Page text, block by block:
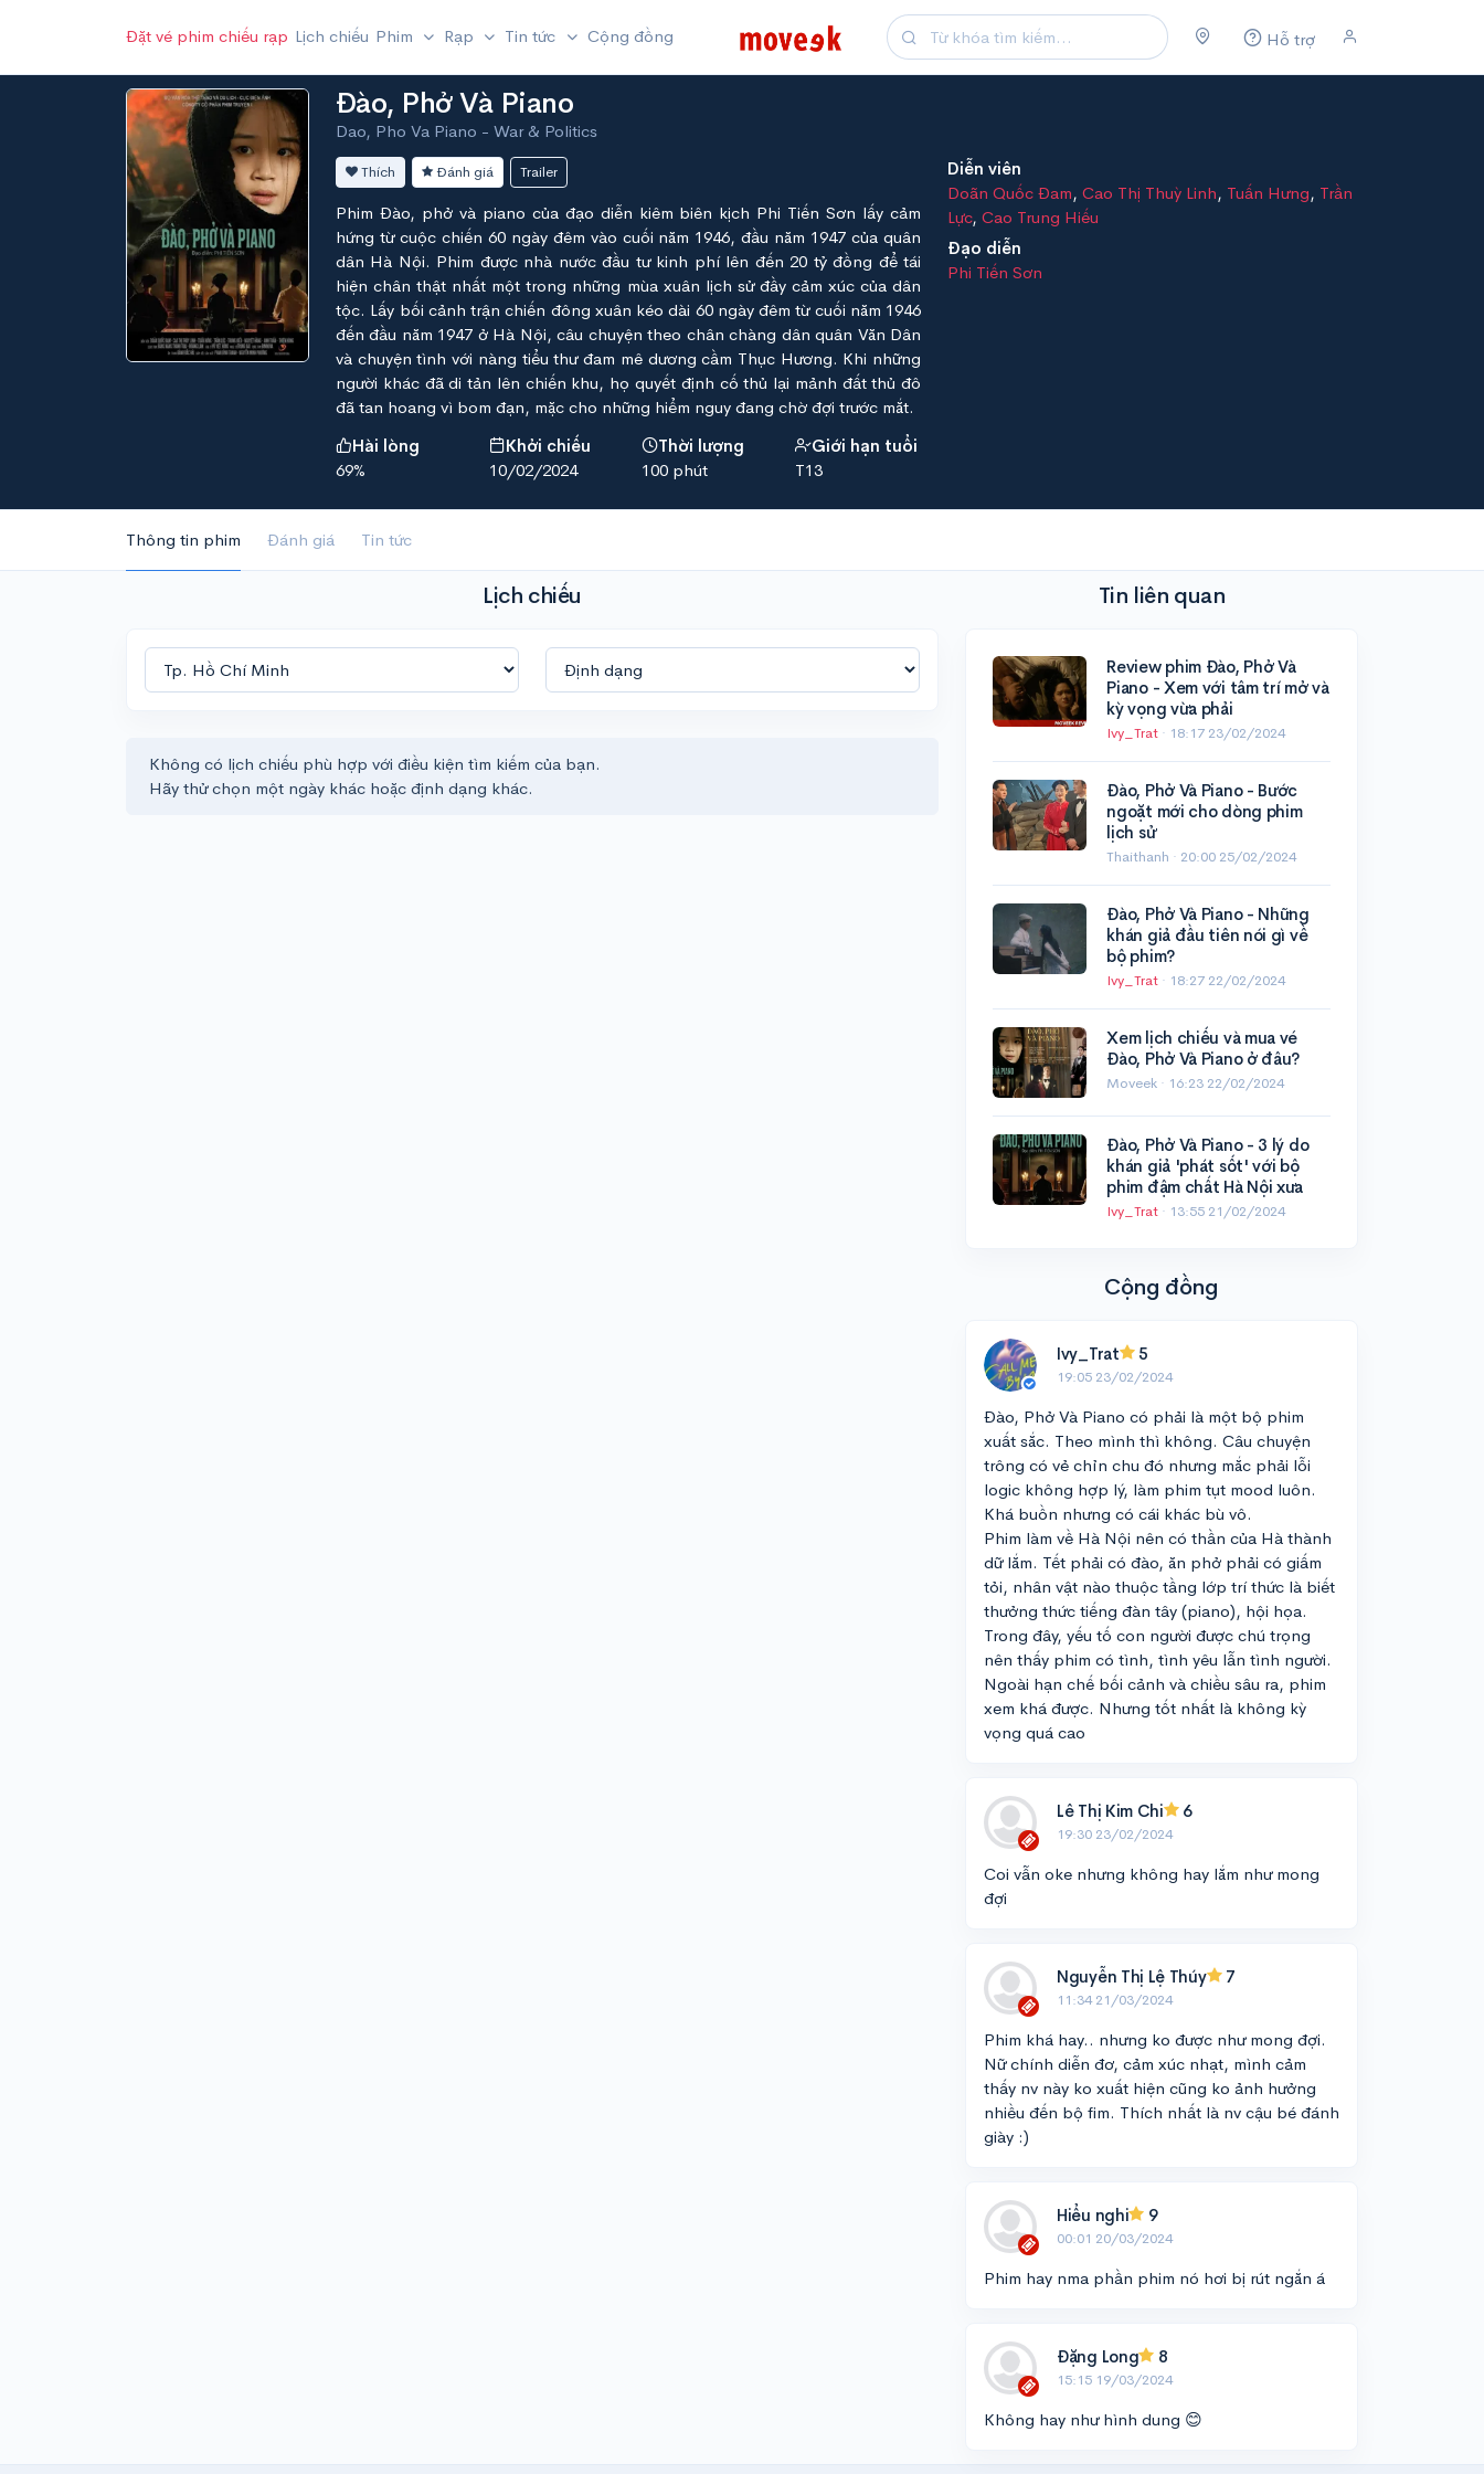
Hỗ trợ
Đặt vé phim chiếu rạp Lịch chiếu Phim Rạp Tin tức Cộng đồng
Đào, Phở Và Piano
Dao, Pho Va Piano - War & Politics
Thích Đánh giá Trailer
Phim Đào, phở và piano của đạo diễn kiêm biên kịch Phi Tiến Sơn lấy cảm
hứng từ cuộc chiến 60 ngày đêm vào cuối năm 1946, đầu năm 1947 của quân
dân Hà Nội. Phim được nhà nước đầu tư kinh phí lên đến 20 tỷ đồng để tái
hiện chân thật nhất một trong những mùa xuân lịch sử đầy cảm xúc của dân
tộc. Lấy bối cảnh trận chiến đông xuân kéo dài 60 ngày đêm từ cuối năm 1946
đến đầu năm 1947 ở Hà Nội, câu chuyện theo chân chàng dân quân Văn Dân
và chuyện tình với nàng tiểu thư đam mê dương cầm Thục Hương. Khi những
người khác đã di tản lên chiến khu, họ quyết định cố thủ lại mảnh đất thủ đô
đã tan hoang vì bom đạn, mặc cho những hiểm nguy đang chờ đợi trước mắt.
Hài lòng
69%
Khởi chiếu
10/02/2024
Thời lượng
100 phút
Giới hạn tuổi
T13
Diễn viên
Doãn Quốc Đam,Cao Thị Thuỳ Linh, Tuấn Hưng, Trần
Lực,Cao Trung Hiếu
Đạo diễn
Phi Tiến Sơn
Thông tin phim Đánh giá Tin tức
Lịch chiếu
Không có lịch chiếu phù hợp với điều kiện tìm kiếm của bạn.
Hãy thử chọn một ngày khác hoặc định dạng khác.
Tin liên quan
Review phim Đào, Phở Và
Piano - Xem với tâm trí mở và
kỳ vọng vừa phải
Ivy_Trat · 18:17 23/02/2024
Đào, Phở Và Piano - Bước
ngoặt mới cho dòng phim
lịch sử
Thaithanh · 20:00 25/02/2024
Đào, Phở Và Piano - Những
khán giả đầu tiên nói gì về
bộ phim?
Ivy_Trat · 18:27 22/02/2024
Xem lịch chiếu và mua vé
Đào, Phở Và Piano ở đâu?
Moveek · 16:23 22/02/2024
Đào, Phở Và Piano - 3 lý do
khán giả 'phát sốt' với bộ
phim đậm chất Hà Nội xưa
Ivy_Trat · 13:55 21/02/2024
Cộng đồng
Ivy_Trat 5
19:05 23/02/2024
Đào, Phở Và Piano có phải là một bộ phim
xuất sắc. Theo mình thì không. Câu chuyện
trông có vẻ chỉn chu đó nhưng mắc phải lỗi
logic không hợp lý, làm phim tụt mood luôn.
Khá buồn nhưng có cái khác bù vô.
Phim làm về Hà Nội nên có thần của Hà thành
dữ lắm. Tết phải có đào, ăn phở phải có giấm
tỏi, nhân vật nào thuộc tầng lớp trí thức là biết
thưởng thức tiếng đàn tây (piano), hội họa.
Trong đây, yếu tố con người được chú trọng
nên thấy phim có tình, tình yêu lẫn tình người.
Ngoài hạn chế bối cảnh và chiều sâu ra, phim
xem khá được. Nhưng tốt nhất là không kỳ
vọng quá cao
Lê Thị Kim Chi 6
19:30 23/02/2024
Coi vẫn oke nhưng không hay lắm như mong
đợi
Nguyễn Thị Lệ Thúy 7
11:34 21/03/2024
Phim khá hay.. nhưng ko được như mong đợi.
Nữ chính diễn đơ, cảm xúc nhạt, mình cảm
thấy nv này ko xuất hiện cũng ko ảnh hưởng
nhiều đến bộ fim. Thích nhất là nv cậu bé đánh
giày :)
Hiểu nghi 9
00:01 20/03/2024
Phim hay nma phần phim nó hơi bị rút ngắn á
Đặng Long 8
15:15 19/03/2024
Không hay như hình dung 😊